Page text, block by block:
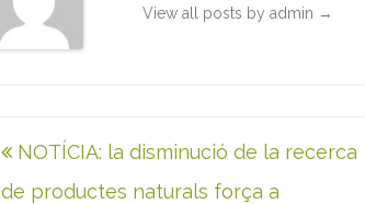
View all posts by admin →
Navegació
d'entrades
NOTÍCIA: la disminució de la recerca
de productes naturals força a